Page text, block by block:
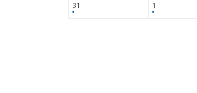
31 1